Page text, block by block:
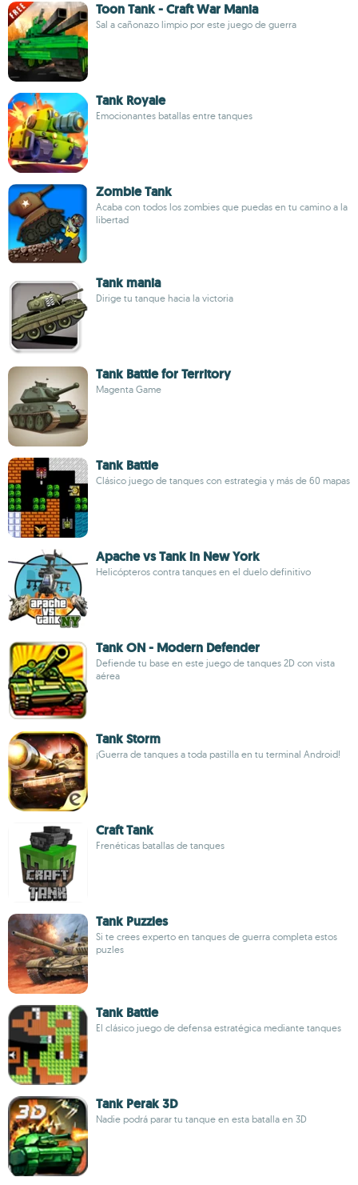
Toon Tank - Craft War Mania
Sal a cañonazo limpio por este juego de guerra
Tank Royale
Emocionantes batallas entre tanques
Zombie Tank
Acaba con todos los zombies que puedas en tu camino a la
libertad
Tank mania
Dirige tu tanque hacia la victoria
Tank Battle for Territory
Magenta Game
Tank Battle
Clásico juego de tanques con estrategia y más de 60 mapas
Apache vs Tank in New York
Helicópteros contra tanques en el duelo definitivo
Tank ON - Modern Defender
Defiende tu base en este juego de tanques 2D con vista
aérea
Tank Storm
¡Guerra de tanques a toda pastilla en tu terminal Android!
Craft Tank
Frenéticas batallas de tanques
Tank Puzzles
Si te crees experto en tanques de guerra completa estos
puzles
Tank Battle
El clásico juego de defensa estratégica mediante tanques
Tank Perak 3D
Nadie podrá parar tu tanque en esta batalla en 3D